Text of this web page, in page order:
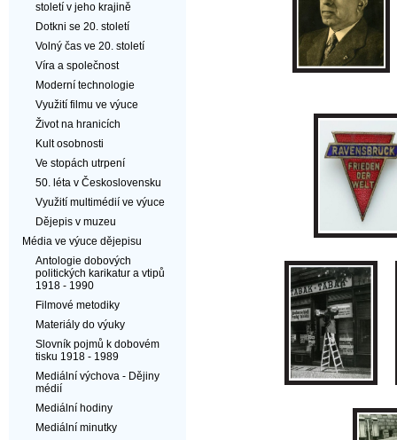
století v jeho krajině
Dotkni se 20. století
Volný čas ve 20. století
Víra a společnost
Moderní technologie
Využití filmu ve výuce
Život na hranicích
Kult osobnosti
Ve stopách utrpení
50. léta v Československu
Využití multimédií ve výuce
Dějepis v muzeu
Média ve výuce dějepisu
Antologie dobových
politických karikatur a vtipů
1918 - 1990
Filmové metodiky
Materiály do výuky
Slovník pojmů k dobovém
tisku 1918 - 1989
Mediální výchova - Dějiny
médií
Mediální hodiny
Mediální minutky